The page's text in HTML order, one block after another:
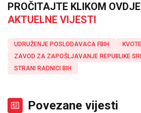
PROČITAJTE KLIKOM OVDJE
AKTUELNE VIJESTI
UDRUŽENJE POSLODAVACA FBIH KVOTE
ZAVOD ZA ZAPOŠLJAVANJE REPUBLIKE
STRANI RADNICI BIH
Povezane vijesti